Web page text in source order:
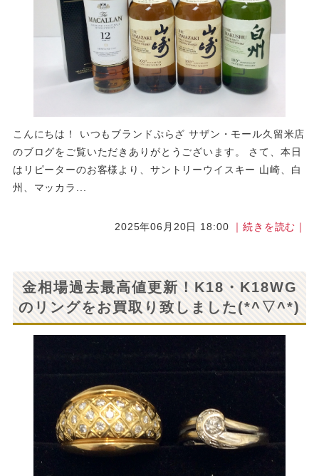
こんにちは！ いつもブランドぷらざ サザン・モール久留米店
のブログをご覧いただきありがとうございます。 さて、本日
はリピーターのお客様より、サントリーウイスキー 山崎、白
州、マッカラ...
2025年06月20日 18:00 ｜続きを読む｜
金相場過去最高値更新！K18・K18WG
のリングをお買取り致しました(*^▽^*)